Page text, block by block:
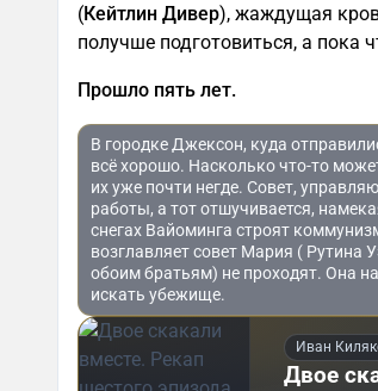
(Кейтлин Дивер), жаждущая
получше подготовиться, а пока
Прошло пять лет.
В городке Джексон, куда
всё хорошо. Насколько что-то
их уже почти негде. Совет,
работы, а тот отшучивается,
снегах Вайоминга строят
возглавляет совет Мария ( Рутина
обоим братьям) не проходят. Она
искать убежище.
Иван
Двое